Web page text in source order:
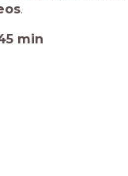
.
min